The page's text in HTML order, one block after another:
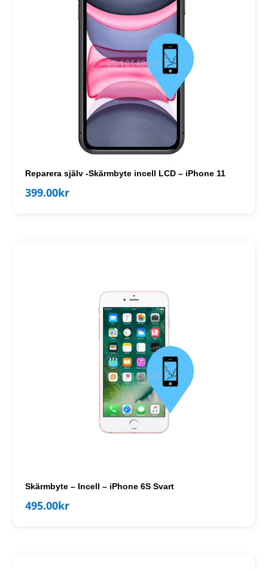
Reparera själv -Skärmbyte incell LCD – iPhone 11
399.00kr
Skärmbyte – Incell – iPhone 6S Svart
495.00kr